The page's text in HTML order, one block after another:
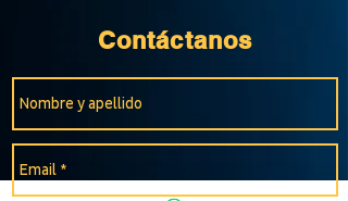
Contáctanos